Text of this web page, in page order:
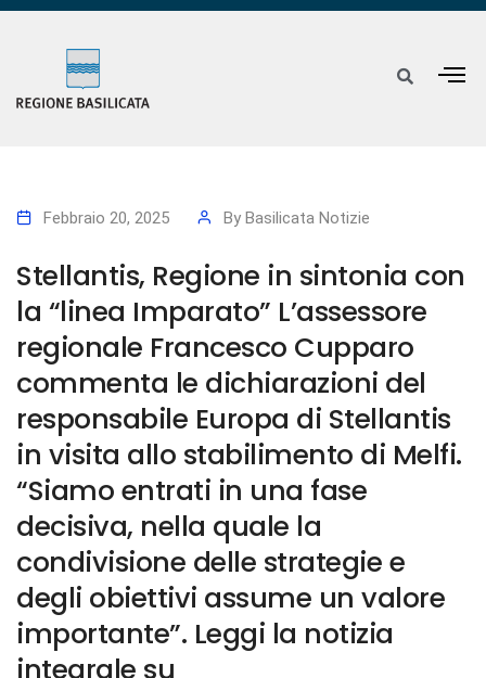
Febbraio 20, 2025 By Basilicata Notizie
Stellantis, Regione in sintonia con
la “linea Imparato” L’assessore
regionale Francesco Cupparo
commenta le dichiarazioni del
responsabile Europa di Stellantis
in visita allo stabilimento di Melfi.
“Siamo entrati in una fase
decisiva, nella quale la
condivisione delle strategie e
degli obiettivi assume un valore
importante”. Leggi la notizia
integrale su